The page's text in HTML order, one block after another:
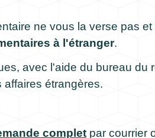
ne vous la verse pas
à l'étranger.
avec l'aide du bureau du
affaires étrangères.
complet par courrier